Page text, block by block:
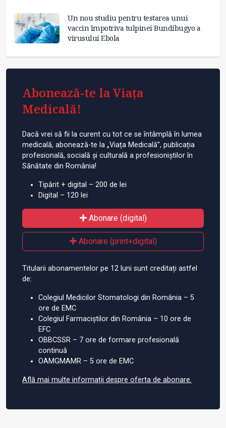
Un nou studiu pentru testarea unui
vaccin împotriva tulpinei Bundibugyo a
virusului Ebola
Abonează-te la Viața
Medicală!
Dacă vrei să fii la curent cu tot ce se întâmplă în lumea
medicală, abonează-te la „Viața Medicală”, publicația
profesională, socială și culturală a profesioniștilor în
Sănătate din România!
Tipărit + digital – 200 de lei
Digital – 120 lei
Abonare (digital)
Abonare (print+digital)
Titularii abonamentelor pe 12 luni sunt creditați astfel
de:
Colegiul Medicilor Stomatologi din România – 5
ore de EMC
Colegiul Farmaciștilor din România – 10 ore de
EFC
OBBCSSR – 7 ore de formare profesională
continuă
OAMGMAMR – 5 ore de EMC
Află mai multe informații despre oferta de abonare.